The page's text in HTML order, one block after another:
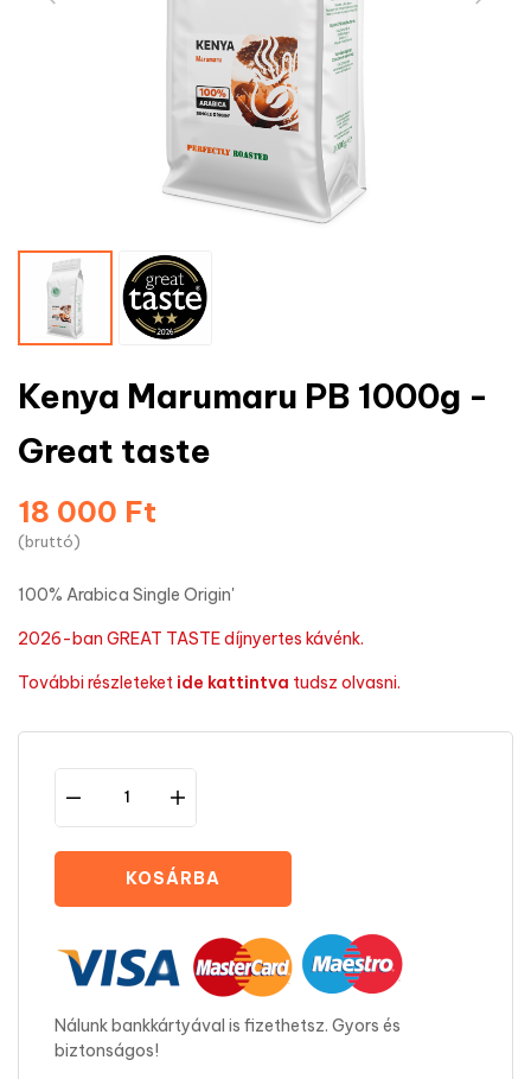
Kenya Marumaru PB 1000g -
Great taste
18 000 Ft
(bruttó)
100% Arabica Single Origin'
2026-ban GREAT TASTE díjnyertes kávénk.
További részleteket ide kattintva tudsz olvasni.
KOSÁRBA
Nálunk bankkártyával is fizethetsz. Gyors és
biztonságos!